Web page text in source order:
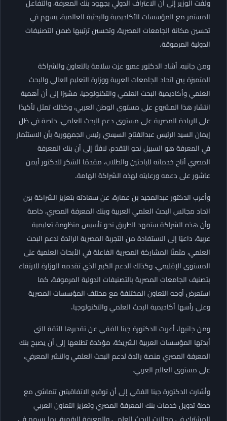
ولفت الوزير إلى أن الاعتراف الدولي بجهود بنك المعرفة، والتفاعل
المستمر مع المؤسسات الأكاديمية والبحثية العالمية، يسهم في
تحسين مكانة الجامعات المصرية، وتحسين ترتيبها ضمن التصنيفات
الدولية المرموقة.
ومن جانبه، أشاد الدكتور عمرو عزت سلامة بالتعاون والشراكة
المتميزة بين اتحاد الجامعات العربية ووزارة التعليم العالي والبحث
العلمي وأكاديمية البحث العلمي والتكنولوجيا، مشيرًا إلى أن أهمية
انتشار هذا المشروع على مستوى الوطن العربي، وكذلك تمثل تأكيدًا
على للريادة المصرية على مستوى دعم البحث العلمي، خاصة في ظل
إيمان السيد الرئيس عبدالفتاح السيسي رئيس الجمهورية بأن الاستثمار
في المعرفة هو السبيل نحو التقدم، لافتًا إلى أن بنك المعرفة
المصري أتاح خدماته للباحثين والطلاب، مقدمًا الشكر للدكتور أيمن
عاشور على دعمه ورعايته لهذه الشراكة الهامة.
وأعرب الدكتور عبدالمجيد بن عمارة، عن سعادته بتعزيز الشراكة بين
اتحاد مجالس البحث العلمي العربية وبنك المعرفة المصري، خاصة
وأن هذه الشراكة ستمهد الطريق نحو تأسيس منظومة تعليمية
عربية، داعيًا إلى الاستفادة من التجربة المصرية الرائدة لدعم البحث
العلمي، مثمنًا المشاركة المصرية الفاعلة في الأبحاث العلمية على
المستوى الإقليمي، وكذلك الدعم الكبير الذي تقدمه الوزارة للارتقاء
بتصنيف الجامعات المصرية بالتصنيفات الدولية المرموقة، كما
استعرض أوجه التعاون المختلفة مع مختلف المؤسسات المصرية
وعلى رأسها أكاديمية البحث العلمي والتكنولوجيا.
ومن جانبها، أعربت الدكتورة جينا الفقي عن تقديرها للثقة التي
أبدتها المؤسسات العربية الشريكة، مؤكدة تطلعها إلى أن يصبح بنك
المعرفة المصري منصة رائدة لدعم البحث العلمي والنشر المعرفي،
على مستوى العالم العربي.
وأشارت الدكتورة جينا الفقي إلى أن توقيع الاتفاقيتين تتماشى مع
خطة تدويل خدمات بنك المعرفة المصري وتعزيز التعاون العربي
المشترك في مجالات البحث العلمي والمعرفة الرقمية، بما يسهم في